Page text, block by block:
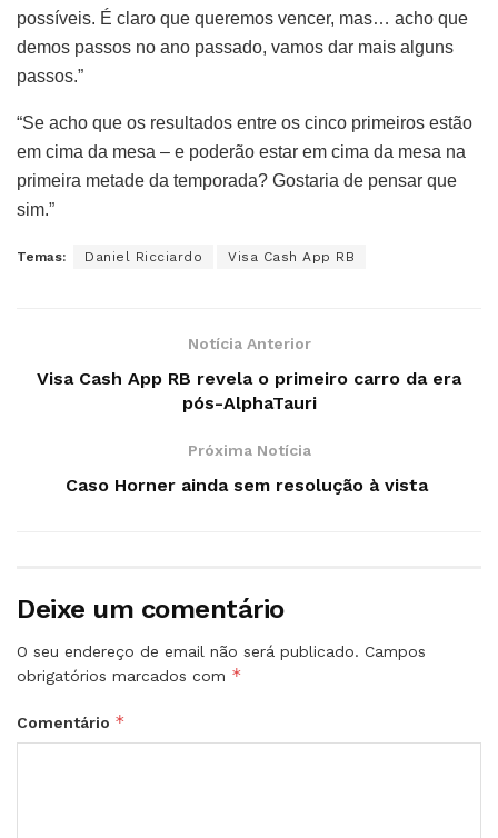
possíveis. É claro que queremos vencer, mas… acho que
demos passos no ano passado, vamos dar mais alguns
passos.”
“Se acho que os resultados entre os cinco primeiros estão
em cima da mesa – e poderão estar em cima da mesa na
primeira metade da temporada? Gostaria de pensar que
sim.”
Temas: Daniel Ricciardo Visa Cash App RB
Notícia Anterior
Visa Cash App RB revela o primeiro carro da era
pós-AlphaTauri
Próxima Notícia
Caso Horner ainda sem resolução à vista
Deixe um comentário
O seu endereço de email não será publicado. Campos
obrigatórios marcados com *
Comentário *